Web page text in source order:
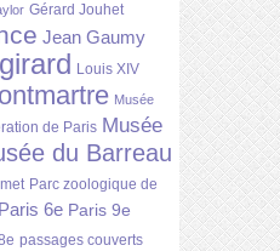
Gérard Jouhet
Jean Gaumy
Louis XIV
Musée
de Paris Musée
du Barreau
Parc zoologique de
Paris 6e Paris 9e
passages couverts